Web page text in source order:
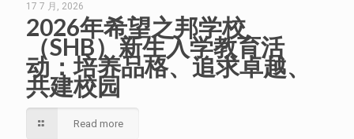
17 7 月, 2026
2026年希望之邦学校
（SHB）新生入学教育活
动：培养品格、追求卓越、
共建校园
Read more